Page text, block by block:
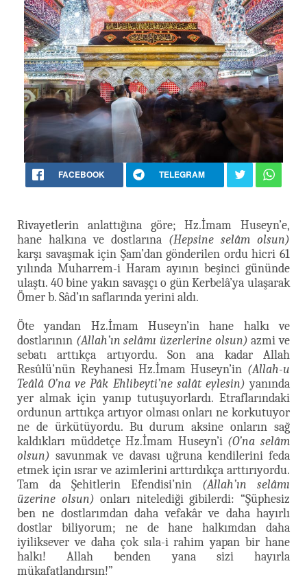
FACEBOOK TELEGRAM
Rivayetlerin anlattığına göre; Hz.İmam Huseyn’e,
hane halkına ve dostlarına (Hepsine selâm olsun)
karşı savaşmak için Şam’dan gönderilen ordu hicri 61
yılında Muharrem-i Haram ayının beşinci gününde
ulaştı. 40 bine yakın savaşçı o gün Kerbelâ’ya ulaşarak
Ömer b. Sâd’ın saflarında yerini aldı.
Öte yandan Hz.İmam Huseyn’in hane halkı ve
dostlarının (Allah’ın selâmı üzerlerine olsun) azmi ve
sebatı arttıkça artıyordu. Son ana kadar Allah
Resûlü’nün Reyhanesi Hz.İmam Huseyn’in (Allah-u
Teâlâ O’na ve Pâk Ehlibeyti’ne salât eylesin) yanında
yer almak için yanıp tutuşuyorlardı. Etraflarındaki
ordunun arttıkça artıyor olması onları ne korkutuyor
ne de ürkütüyordu. Bu durum aksine onların sağ
kaldıkları müddetçe Hz.İmam Huseyn’i (O’na selâm
olsun) savunmak ve davası uğruna kendilerini feda
etmek için ısrar ve azimlerini arttırdıkça arttırıyordu.
Tam da Şehitlerin Efendisi’nin (Allah’ın selâmı
üzerine olsun) onları nitelediği gibilerdi: “Şüphesiz
ben ne dostlarımdan daha vefakâr ve daha hayırlı
dostlar biliyorum; ne de hane halkımdan daha
iyiliksever ve daha çok sıla-i rahim yapan bir hane
halkı! Allah benden yana sizi hayırla
mükafatlandırsın!”